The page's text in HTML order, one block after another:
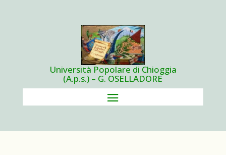
Università Popolare di Chioggia
(A.p.s.) – G. OSELLADORE